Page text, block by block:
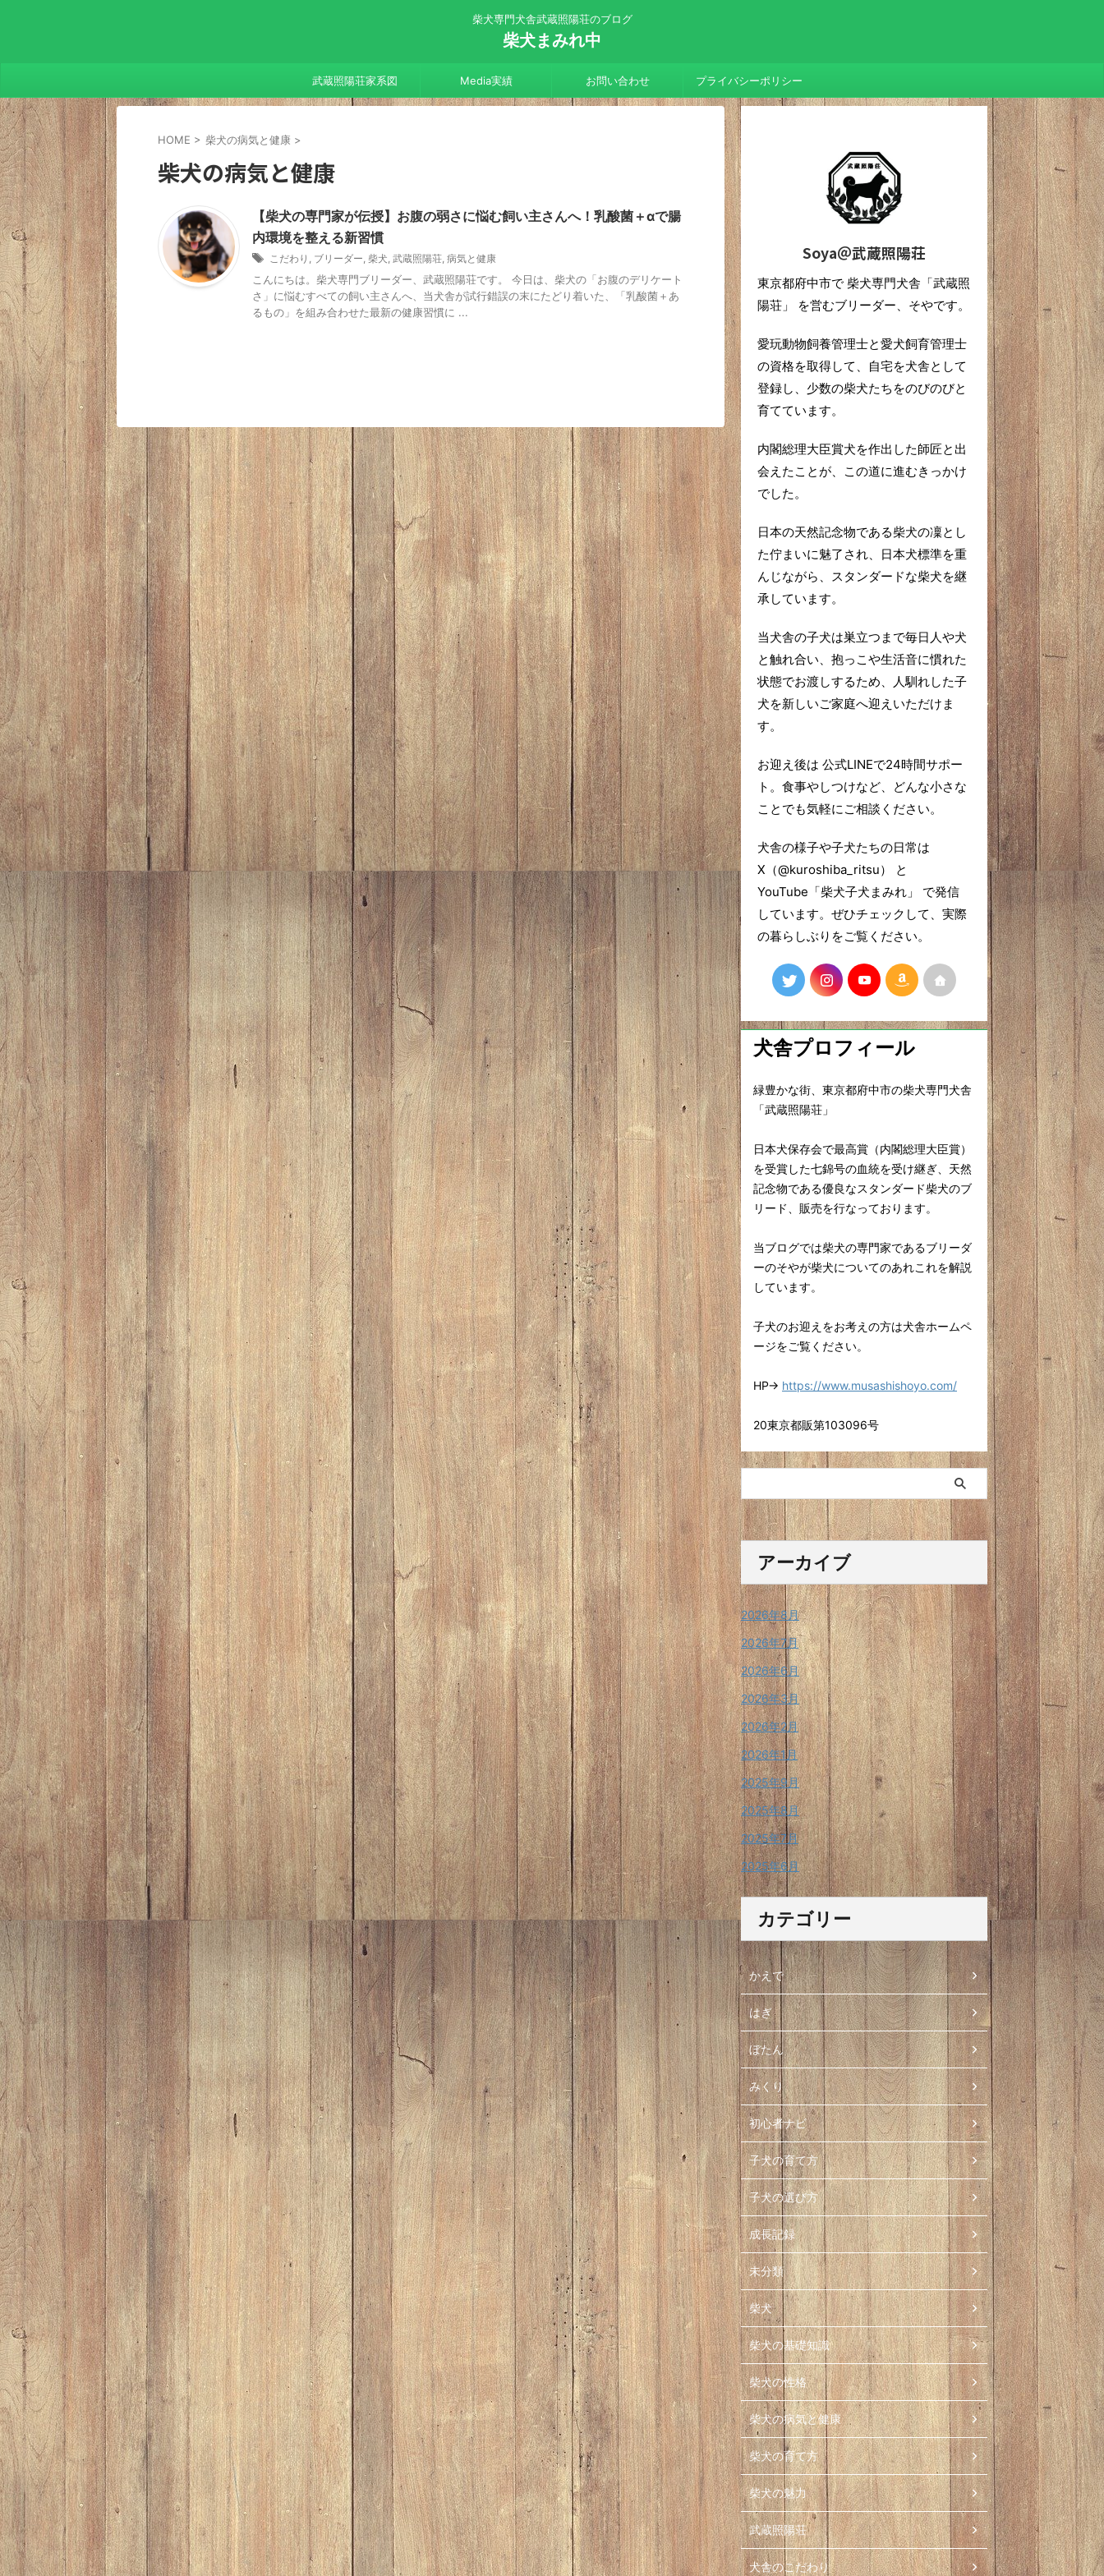
柴犬専門犬舎武蔵照陽荘のブログ
柴犬まみれ中
武蔵照陽荘家系図 Media実績 お問い合わせ プライバシーポリシー
HOME > 柴犬の病気と健康 >
柴犬の病気と健康
【柴犬の専門家が伝授】お腹の弱さに悩む飼い主さんへ！乳酸菌＋αで腸
内環境を整える新習慣
こだわり , ブリーダー, 柴犬, 武蔵照陽荘, 病気と健康
こんにちは。柴犬専門ブリーダー、武蔵照陽荘です。 今日は、柴犬の「お腹のデリケート
さ」に悩むすべての飼い主さんへ、当犬舎が試行錯誤の末にたどり着いた、「乳酸菌＋あ
るもの」を組み合わせた最新の健康習慣に ...
Soya＠武蔵照陽荘
東京都府中市で 柴犬専門犬舎「武蔵照
陽荘」 を営むブリーダー、そやです。
愛玩動物飼養管理士と愛犬飼育管理士
の資格を取得して、自宅を犬舎として
登録し、少数の柴犬たちをのびのびと
育てています。
内閣総理大臣賞犬を作出した師匠と出
会えたことが、この道に進むきっかけ
でした。
日本の天然記念物である柴犬の凜とし
た佇まいに魅了され、日本犬標準を重
んじながら、スタンダードな柴犬を継
承しています。
当犬舎の子犬は巣立つまで毎日人や犬
と触れ合い、抱っこや生活音に慣れた
状態でお渡しするため、人馴れした子
犬を新しいご家庭へ迎えいただけま
す。
お迎え後は 公式LINEで24時間サポー
ト。食事やしつけなど、どんな小さな
ことでも気軽にご相談ください。
犬舎の様子や子犬たちの日常は
X（@kuroshiba_ritsu） と
YouTube「柴犬子犬まみれ」 で発信
しています。ぜひチェックして、実際
の暮らしぶりをご覧ください。
犬舎プロフィール
緑豊かな街、東京都府中市の柴犬専門犬舎
「武蔵照陽荘」
日本犬保存会で最高賞（内閣総理大臣賞）
を受賞した七錦号の血統を受け継ぎ、天然
記念物である優良なスタンダード柴犬のブ
リード、販売を行なっております。
当ブログでは柴犬の専門家であるブリーダ
ーのそやが柴犬についてのあれこれを解説
しています。
子犬のお迎えをお考えの方は犬舎ホームペ
ージをご覧ください。
HP→ https://www.musashishoyo.com/
20東京都販第103096号
アーカイブ
2026年8月
2026年7月
2026年6月
2026年3月
2026年2月
2026年1月
2025年9月
2025年8月
2025年7月
2025年6月
カテゴリー
かえで
はぎ
ぼたん
みくり
初心者ナビ
子犬の育て方
子犬の選び方
成長記録
未分類
柴犬
柴犬の基礎知識
柴犬の性格
柴犬の病気と健康
柴犬の育て方
柴犬の魅力
武蔵照陽荘
犬舎のこだわり